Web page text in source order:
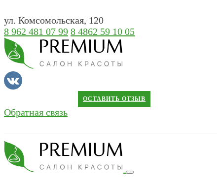
ул. Комсомольская, 120
8 962 481 07 99 8 4862 59 10 05
ОСТАВИТЬ ОТЗЫВ
Обратная связь